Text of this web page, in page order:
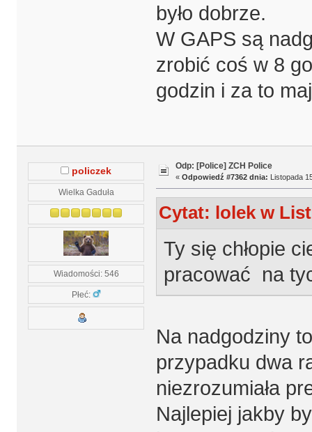
było dobrze.
W GAPS są
zrobić coś w 8
godzin i za to
policzek
Wielka Gaduła
Wiadomości: 546
Płeć:
Odp: [Police] ZCH Police
« Odpowiedź #7362 dnia: Listopada
Cytat: lolek w
Ty się chłopie
pracować na
Na nadgodziny
przypadku dwa
niezrozumiała
Najlepiej jakby